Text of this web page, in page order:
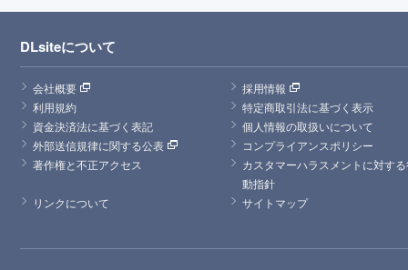
DLsiteについて
会社概要
採用情報
利用規約
特定商取引法に基づく表示
資金決済法に基づく表記
個人情報の取扱いについて
外部送信規律に関する公表
コンプライアンスポリシー
著作権と不正アクセス
カスタマーハラスメントに対す
動指針
リンクについて
サイトマップ